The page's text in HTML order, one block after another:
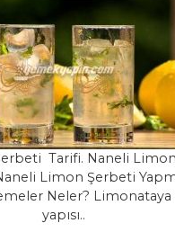
Tarifi. Naneli
Naneli Limon Şerbeti
Neler?
yapısı..